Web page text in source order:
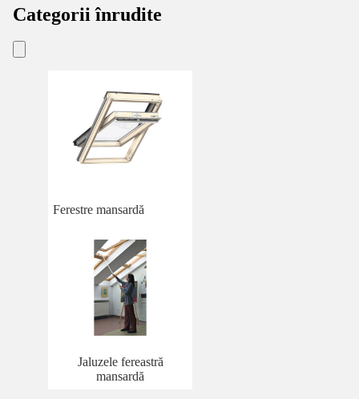
Categorii înrudite
Ferestre mansardă
Jaluzele fereastră
mansardă